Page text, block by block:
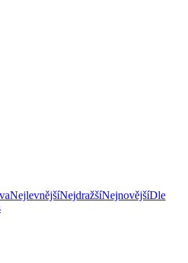
NejlevnějšíNejdražšíNejnovějšíDle